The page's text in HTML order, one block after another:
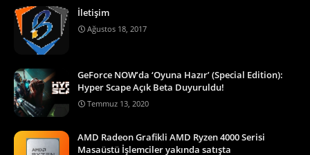
İletişim
Ağustos 18, 2017
GeForce NOW’da ‘Oyuna Hazır’ (Special Edition):
Hyper Scape Açık Beta Duyuruldu!
Temmuz 13, 2020
AMD Radeon Grafikli AMD Ryzen 4000 Serisi
Masaüstü İşlemciler yakında satışta